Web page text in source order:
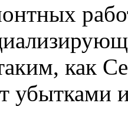
как
убытками